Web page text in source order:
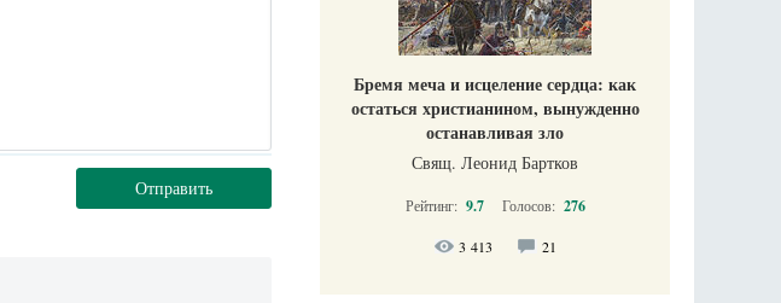
Отправить
Бремя меча и исцеление сердца: как
остаться христианином, вынужденно
останавливая зло
Свящ. Леонид Бартков
Рейтинг: 9.7 Голосов: 276
3 413 21